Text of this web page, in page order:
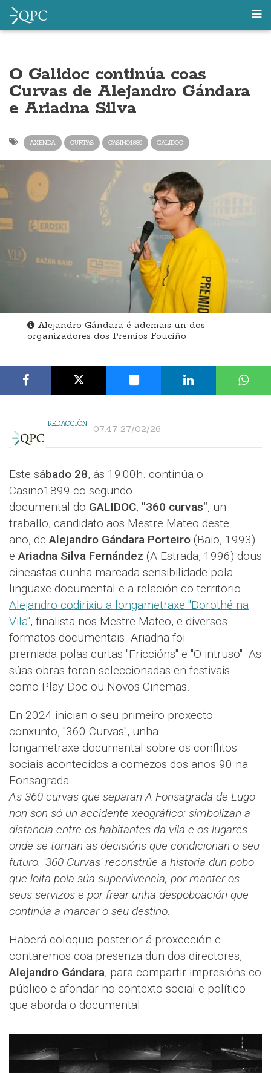
O Galidoc continúa coas
Curvas de Alejandro Gándara
e Ariadna Silva
AXENDA CURTAS CASINO1889 GALIDOC
Alejandro Gándara é ademais un dos
organizadores dos Premios Fouciño
REDACCIÓN 07:47 27/02/26
Este sábado 28, ás 19:00h. continúa o
Casino1899 co segundo
documental do GALIDOC, "360 curvas", un
traballo, candidato aos Mestre Mateo deste
ano, deAlejandro Gándara Porteiro (Baio, 1993)
eAriadna Silva Fernández (A Estrada, 1996) dous
cineastas cunha marcada sensibilidade pola
linguaxe documental e a relación co territorio.
Alejandro codirixiu a longametraxe "Dorothé na
Vila", finalista nos Mestre Mateo, e diversos
formatos documentais. Ariadna foi
premiada polas curtas "Friccións" e "O intruso". As
súas obras foron seleccionadas en festivais
como Play-Doc ou Novos Cinemas.
En 2024 inician o seu primeiro proxecto
conxunto, "360 Curvas", unha
longametraxe documental sobre os conflitos
sociais acontecidos a comezos dos anos 90 na
Fonsagrada.
As 360 curvas que separan A Fonsagrada de Lugo
non son só un accidente xeográfico: simbolizan a
distancia entre os habitantes da vila e os lugares
onde se toman as decisións que condicionan o seu
futuro. '360 Curvas' reconstrúe a historia dun pobo
que loita pola súa supervivencia, por manter os
seus servizos e por frear unha despoboación que
continúa a marcar o seu destino.
Haberá coloquio posterior á proxección e
contaremos coa presenza dun dos directores,
Alejandro Gándara, para compartir impresións co
público e afondar no contexto social e político
que aborda o documental.